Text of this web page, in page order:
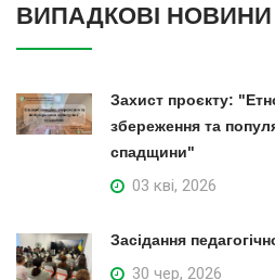
ВИПАДКОВІ НОВИНИ
Захист проєкту:
збереження та
спадщини"
03 кві, 2026
Засідання
30 чер, 2026